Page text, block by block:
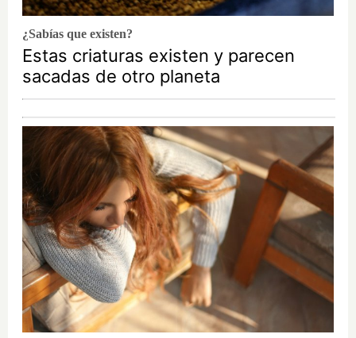
¿Sabías que existen?
Estas criaturas existen y parecen
sacadas de otro planeta